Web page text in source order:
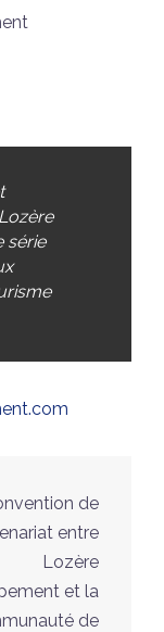
série
de
entre
Lozère
et la
de